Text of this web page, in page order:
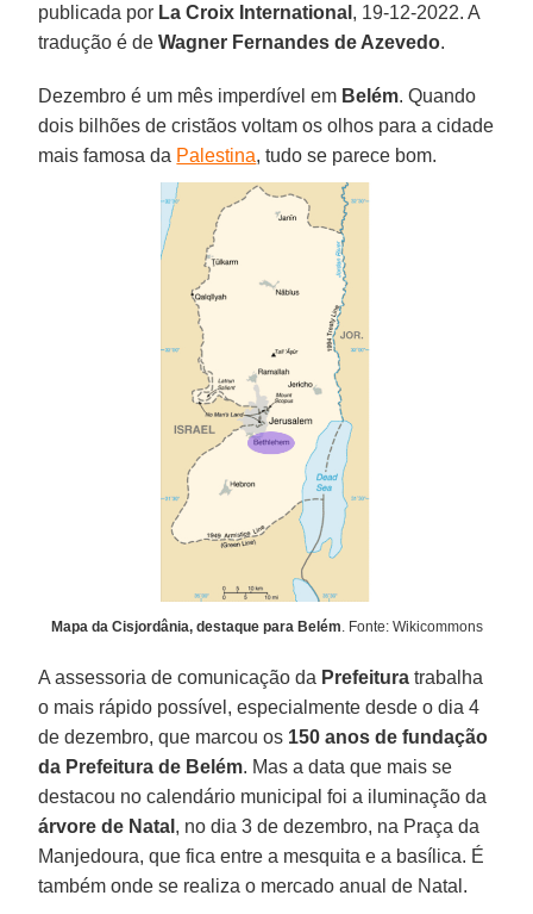
publicada por La Croix International , 19-12-2022. A
tradução é deWagner Fernandes de Azevedo.
Dezembro é um mês imperdível em Belém. Quando
dois bilhões de cristãos voltam os olhos para a cidade
mais famosa da Palestina, tudo se parece bom.
Mapa da Cisjordânia, destaque para Belém. Fonte: Wikicommons
A assessoria de comunicação da Prefeitura trabalha
o mais rápido possível, especialmente desde o dia 4
de dezembro, que marcou os 150 anos de fundação
da Prefeitura de Belém. Mas a data que mais se
destacou no calendário municipal foi a iluminação da
árvore de Natal , no dia 3 de dezembro, na Praça da
Manjedoura, que fica entre a mesquita e a basílica. É
também onde se realiza o mercado anual de Natal.